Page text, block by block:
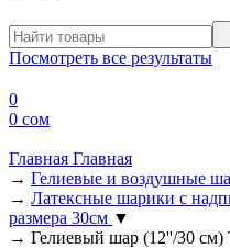
Посмотреть все результаты
0
0 сом
Главная Главная
→ Гелиевые и воздушные
→ Латексные шарики с
размера 30см ▼
→ Гелиевый шар (12''/30